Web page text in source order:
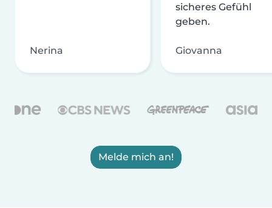
Nerina
sicheres Gefühl
geben.
Giovanna
Melde mich an!